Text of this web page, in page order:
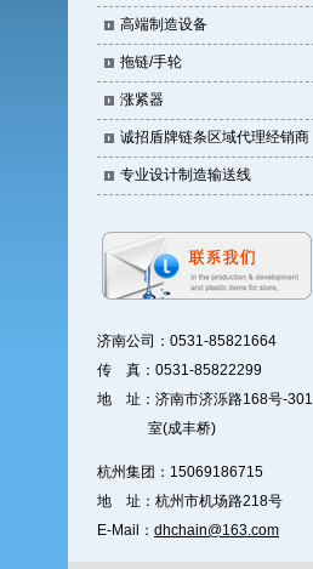
高端制造设备
拖链/手轮
涨紧器
诚招盾牌链条区域代理经销商
专业设计制造输送线
济南公司：0531-85821664
传 真：0531-85822299
地 址：济南市济泺路168号-301
室(成丰桥)
杭州集团：15069186715
地 址：杭州市机场路218号
E-Mail： dhchain@163.com